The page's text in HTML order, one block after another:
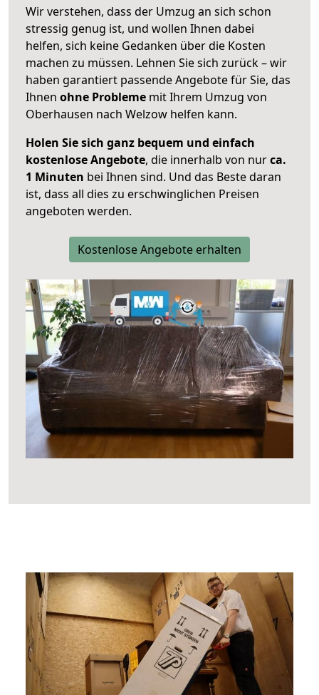
Wir verstehen, dass der Umzug an sich schon
stressig genug ist, und wollen Ihnen dabei
helfen, sich keine Gedanken über die Kosten
machen zu müssen. Lehnen Sie sich zurück – wir
haben garantiert passende Angebote für Sie, das
Ihnen ohne Probleme mit Ihrem Umzug von
Oberhausen nach Welzow helfen kann.
Holen Sie sich ganz bequem und einfach
kostenlose Angebote, die innerhalb von nurca.
1 Minuten bei Ihnen sind. Und das Beste daran
ist, dass all dies zu erschwinglichen Preisen
angeboten werden.
Kostenlose Angebote erhalten